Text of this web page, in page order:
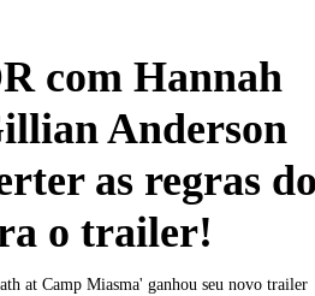
com Hannah
Anderson
as regras do
o trailer!
at Camp Miasma' ganhou seu novo trailer